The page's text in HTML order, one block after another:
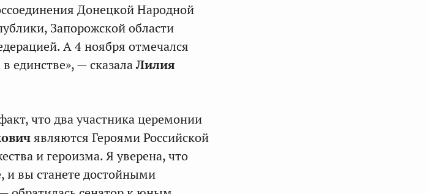
Донецкой Народной
Запорожской области
А 4 ноября отмечался
единстве», — сказалаЛилия
что два участника церемонии
являются Героями Российской
и героизма. Я уверена, что
и вы станете достойными